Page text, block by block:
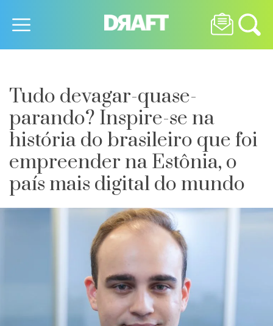
Tudo devagar-quase-
parando? Inspire-se na
história do brasileiro que foi
empreender na Estônia, o
país mais digital do mundo